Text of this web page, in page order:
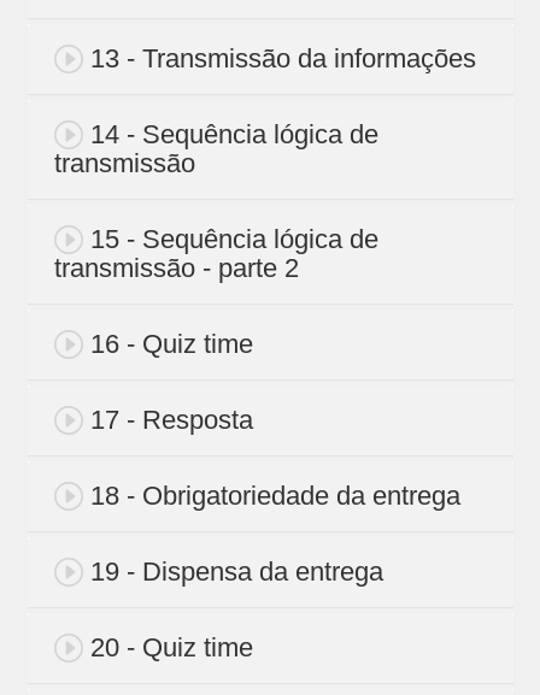
13 - Transmissão da informações
14 - Sequência lógica de
transmissão
15 - Sequência lógica de
transmissão - parte 2
16 - Quiz time
17 - Resposta
18 - Obrigatoriedade da entrega
19 - Dispensa da entrega
20 - Quiz time